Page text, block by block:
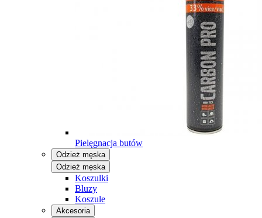
Pielęgnacja butów
Odzież męska
Odzież męska
Koszulki
Bluzy
Koszule
Akcesoria